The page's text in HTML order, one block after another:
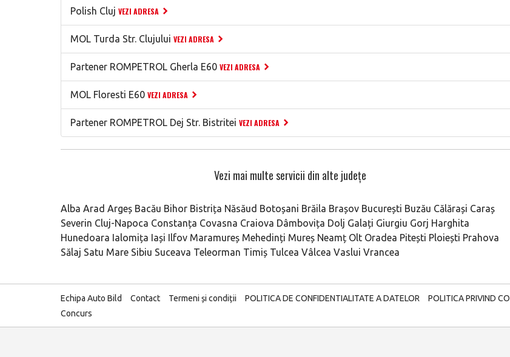
Polish Cluj VEZI ADRESA
MOL Turda Str. Clujului VEZI ADRESA
Partener ROMPETROL Gherla E60 VEZI ADRESA
MOL Floresti E60 VEZI ADRESA
Partener ROMPETROL Dej Str. Bistritei VEZI ADRESA
Vezi mai multe servicii din alte județe
Alba Arad Argeș Bacău Bihor Bistrița Năsăud Botoșani Brăila Brașov București Buzău Călărași Caraș
Severin Cluj-Napoca Constanța Covasna Craiova Dâmbovița Dolj Galați Giurgiu Gorj Harghita
Hunedoara Ialomița Iași Ilfov Maramureș Mehedinți Mureș Neamț Olt Oradea Pitești Ploiești Prahova
Sălaj Satu Mare Sibiu Suceava Teleorman Timiș Tulcea Vâlcea Vaslui Vrancea
Echipa Auto Bild Contact Termeni și condiții POLITICA DE CONFIDENTIALITATE A DATELOR POLITICA PRIVIND
Concurs